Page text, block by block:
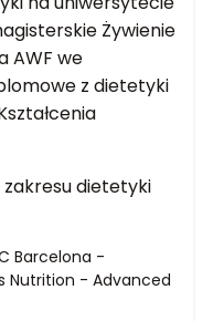
Żywienie
AWF we
z dietetyki
zakresu dietetyki
Barcelona -
Nutrition - Advanced